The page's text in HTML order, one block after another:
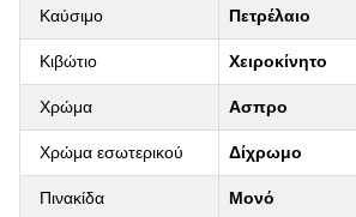
Καύσιμο Πετρέλαιο
Κιβώτιο Χειροκίνητο
Χρώμα Ασπρο
Χρώμα εσωτερικού Δίχρωμο
Πινακίδα Μονό